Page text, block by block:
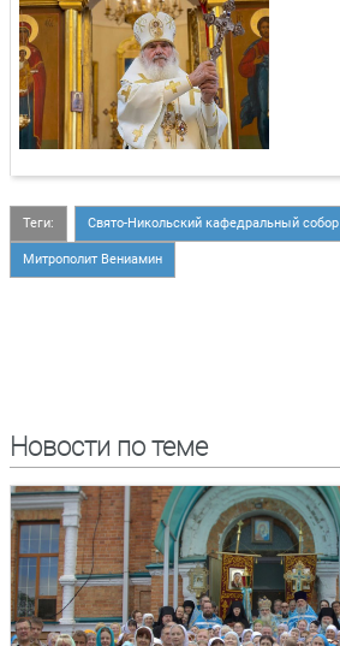
Теги: Свято-Никольский кафедральный собор
Митрополит Вениамин
Новости по теме